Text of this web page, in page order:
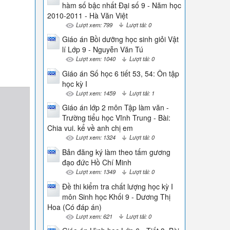
hàm số bậc nhất Đại số 9 - Năm học
2010-2011 - Hà Văn Việt
Lượt xem: 799 Lượt tải: 0
Giáo án Bồi dưỡng học sinh giỏi Vật
lí Lớp 9 - Nguyễn Văn Tú
Lượt xem: 1040 Lượt tải: 0
Giáo án Số học 6 tiết 53, 54: Ôn tập
học kỳ I
Lượt xem: 1459 Lượt tải: 1
Giáo án lớp 2 môn Tập làm văn -
Trường tiểu học Vĩnh Trung - Bài:
Chia vui. kể về anh chị em
Lượt xem: 1324 Lượt tải: 0
Bản đăng ký làm theo tấm gương
đạo đức Hồ Chí Minh
Lượt xem: 1349 Lượt tải: 0
Đề thi kiểm tra chất lượng học kỳ I
môn Sinh học Khối 9 - Dương Thị
Hoa (Có đáp án)
Lượt xem: 621 Lượt tải: 0